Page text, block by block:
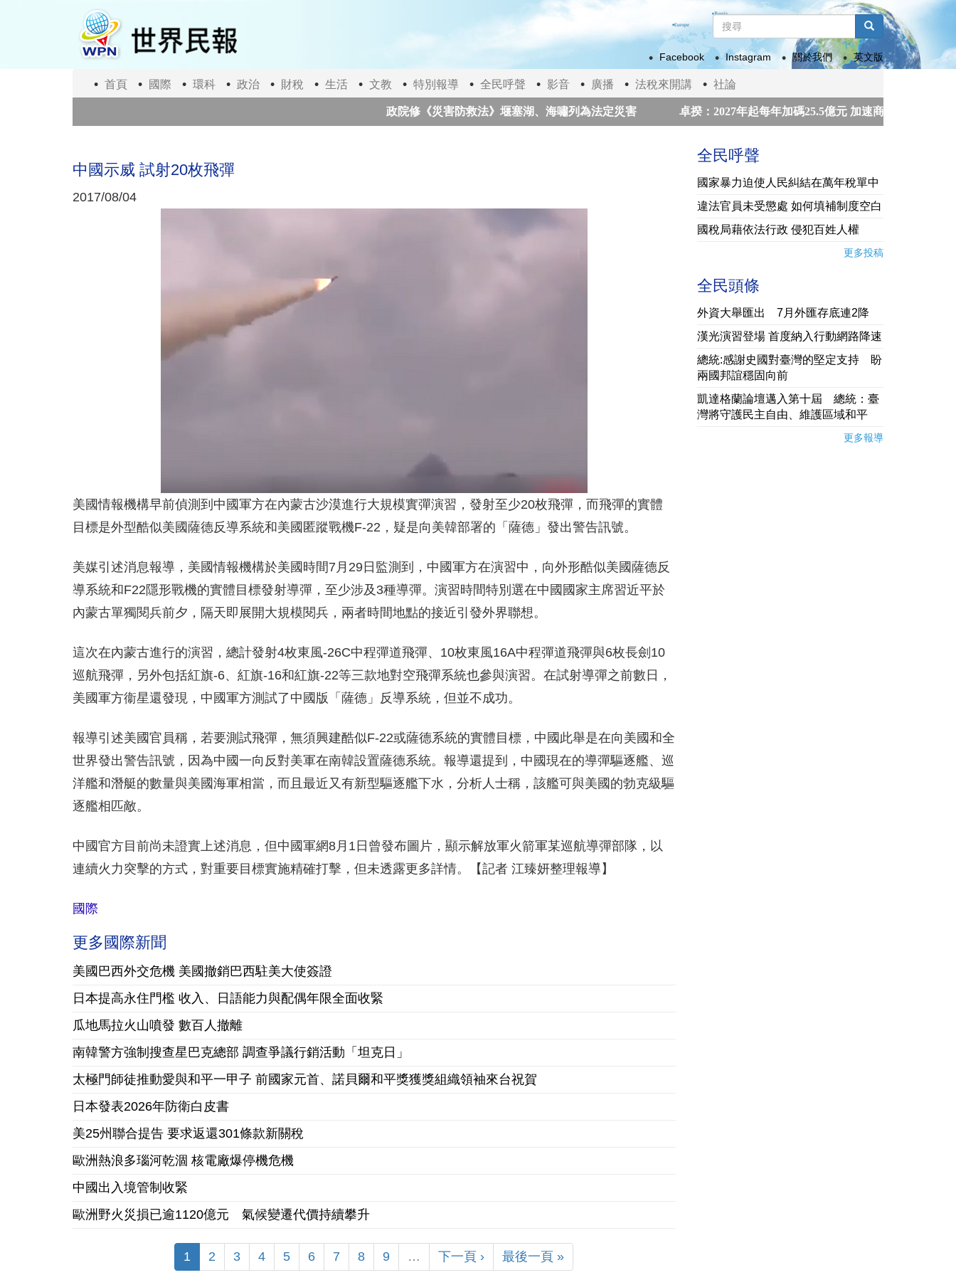
搜
尋
表
單
搜尋
Facebook
Instagram 關於我們 英文版
首頁 國際 環科 政治 財稅 生活 文教 特別報導 全民呼聲 影音 廣播 法稅來開講 社論
政院修《災害防救法》堰塞湖、海嘯列為法定災害 卓揆：2027年起每年加碼25.5億元 加速商圈、市場轉型升級
中國示威 試射20枚飛彈
2017/08/04
美國情報機構早前偵測到中國軍方在內蒙古沙漠進行大規模實彈演習，發射至少20枚飛彈，而飛彈的實體
目標是外型酷似美國薩德反導系統和美國匿蹤戰機F-22，疑是向美韓部署的「薩德」發出警告訊號。
美媒引述消息報導，美國情報機構於美國時間7月29日監測到，中國軍方在演習中，向外形酷似美國薩德反
導系統和F22隱形戰機的實體目標發射導彈，至少涉及3種導彈。演習時間特別選在中國國家主席習近平於
內蒙古單獨閱兵前夕，隔天即展開大規模閱兵，兩者時間地點的接近引發外界聯想。
這次在內蒙古進行的演習，總計發射4枚東風-26C中程彈道飛彈、10枚東風16A中程彈道飛彈與6枚長劍10
巡航飛彈， 另外包括紅旗-6、紅旗-16和紅旗-22等三款地對空飛彈系統也參與演習。在試射導彈之前數日，
美國軍方衞星還發現，中國軍方測試了中國版「薩德」反導系統，但並不成功。
報導引述美國官員稱，若要測試飛彈，無須興建酷似F-22或薩德系統的實體目標，中國此舉是在向美國和全
世界發出警告訊號，因為中國一向反對美軍在南韓設置薩德系統。報導還提到，中國現在的導彈驅逐艦、巡
洋艦和潛艇的數量與美國海軍相當，而且最近又有新型驅逐艦下水，分析人士稱，該艦可與美國的勃克級驅
逐艦相匹敵。
中國官方目前尚未證實上述消息，但中國軍網8月1日曾發布圖片，顯示解放軍火箭軍某巡航導彈部隊，以
連續火力突擊的方式，對重要目標實施精確打擊，但未透露更多詳情。【記者 江臻妍整理報導】
國際
更多國際新聞
美國巴西外交危機 美國撤銷巴西駐美大使簽證
日本提高永住門檻 收入、日語能力與配偶年限全面收緊
瓜地馬拉火山噴發 數百人撤離
南韓警方強制搜查星巴克總部 調查爭議行銷活動「坦克日」
太極門師徒推動愛與和平一甲子 前國家元首、諾貝爾和平獎獲獎組織領袖來台祝賀
日本發表2026年防衛白皮書
美25州聯合提告 要求返還301條款新關稅
歐洲熱浪多瑙河乾涸 核電廠爆停機危機
中國出入境管制收緊
歐洲野火災損已逾1120億元 氣候變遷代價持續攀升
1 2 3 4 5 6 7 8 9 … 下一頁 › 最後一頁 »
全民呼聲
國家暴力迫使人民糾結在萬年稅單中
違法官員未受懲處 如何填補制度空白
國稅局藉依法行政 侵犯百姓人權
更多投稿
全民頭條
外資大舉匯出 7月外匯存底連2降
漢光演習登場 首度納入行動網路降速
總統:感謝史國對臺灣的堅定支持 盼
兩國邦誼穩固向前
凱達格蘭論壇邁入第十屆 總統：臺
灣將守護民主自由、維護區域和平
更多報導